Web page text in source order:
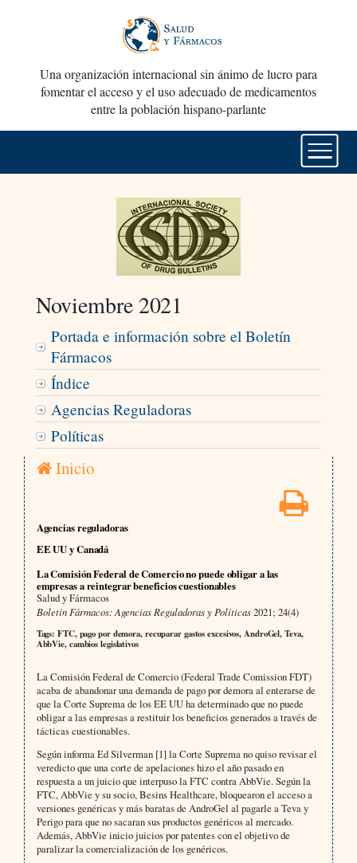
Una organización internacional sin ánimo de lucro para
fomentar el acceso y el uso adecuado de medicamentos
entre la población hispano-parlante
Noviembre 2021
Portada e información sobre el Boletín
Fármacos
Índice
Agencias Reguladoras
Políticas
Inicio
Agencias reguladoras
EE UU y Canadá
La Comisión Federal de Comercio no puede obligar a las
empresas a reintegrar beneficios cuestionables
Salud y Fármacos
Boletín Fármacos: Agencias Reguladoras y Políticas2021; 24(4)
Tags: FTC, pago por demora, recuparar gastos excesivos, AndroGel, Teva,
AbbVie, cambios legislativos
La Comisión Federal de Comercio (Federal Trade Comission FDT)
acaba de abandonar una demanda de pago por demora al enterarse de
que la Corte Suprema de los EE UU ha determinado que no puede
obligar a las empresas a restituir los beneficios generados a través de
tácticas cuestionables.
Según informa Ed Silverman [1] la Corte Suprema no quiso revisar el
veredicto que una corte de apelaciones hizo el año pasado en
respuesta a un juicio que interpuso la FTC contra AbbVie. Según la
FTC, AbbVie y su socio, Besins Healthcare, bloquearon el acceso a
versiones genéricas y más baratas de AndroGel al pagarle a Teva y
Perigo para que no sacaran sus productos genéricos al mercado.
Además, AbbVie inicio juicios por patentes con el objetivo de
paralizar la comercialización de los genéricos.